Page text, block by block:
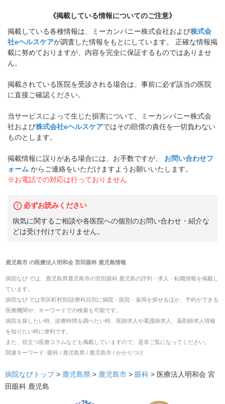
《掲載している情報についてのご注意》
掲載している各種情報は、ミーカンパニー株式会社および株式会
社eヘルスケアが調査した情報をもとにしています。 正確な情報掲
載に努めておりますが、内容を完全に保証するものではありませ
ん。
掲載されている医院を受診される場合は、事前に必ず該当の医院
に直接ご確認ください。
当サービスによって生じた損害について、ミーカンパニー株式会
社および株式会社eヘルスケアではその賠償の責任を一切負わない
ものとします。
掲載情報に誤りがある場合には、お手数ですが、
お問い合わせフ
ォーム からご連絡をいただけますようお願いいたします。
※お電話での対応は行っておりません
必ずお読みください
病気に関するご相談や各医院への個別のお問い合わせ・紹介な
どは受け付けておりません。
鹿児島市の医療法人明和会 宮田眼科 鹿児島情報
病院なび では、 鹿児島県 鹿児島市の宮田眼科 鹿児島の評判・求人・転職情報を掲載し
ています。
病院なび では市区町村別/診療科目別に病院・医院・薬局を探せるほか、予約ができる
医療機関や、キーワードでの検索も可能です。
病院を探したい時、診療時間を調べたい時、医師求人や看護師求人、薬剤師求人情報
を知りたい時に便利です。
また、役立つ医療コラムなども掲載していますので、是非ご覧になってください。
関連キーワード: 眼科 / 鹿児島県 / 鹿児島市 / かかりつけ
病院なびトップ > 鹿児島県 > 鹿児島市 > 眼科 > 医療法人明和会 宮
田眼科 鹿児島